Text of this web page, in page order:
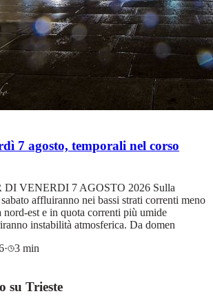
7 agosto, temporali nel corso
VENERDI 7 AGOSTO 2026 Sulla
affluiranno nei bassi strati correnti meno
nord-est e in quota correnti più umide
instabilità atmosferica. Da domen
·
3 min
su Trieste